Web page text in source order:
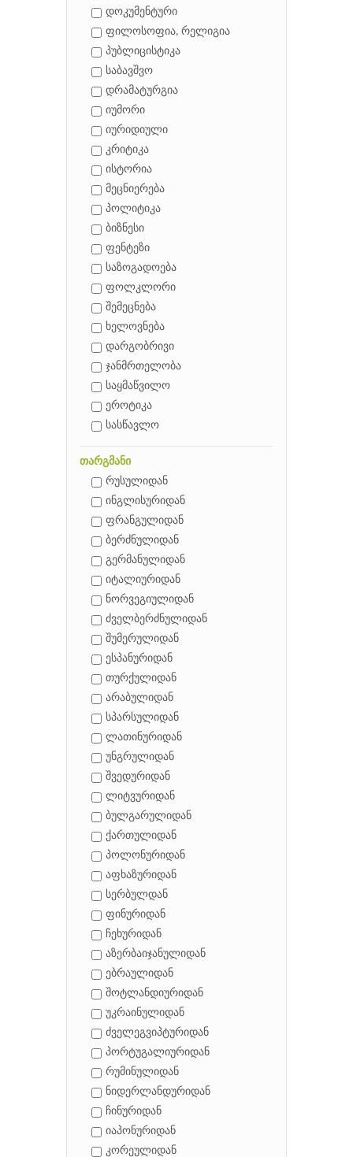
დოკუმენტური
ფილოსოფია, რელიგია
პუბლიცისტიკა
საბავშვო
დრამატურგია
იუმორი
იურიდიული
კრიტიკა
ისტორია
მეცნიერება
პოლიტიკა
ბიზნესი
ფენტეზი
საზოგადოება
ფოლკლორი
შემეცნება
ხელოვნება
დარგობრივი
ჯანმრთელობა
საყმაწვილო
ეროტიკა
სასწავლო
თარგმანი
რუსულიდან
ინგლისურიდან
ფრანგულიდან
ბერძნულიდან
გერმანულიდან
იტალიურიდან
ნორვეგიულიდან
ძველბერძნულიდან
შუმერულიდან
ესპანურიდან
თურქულიდან
არაბულიდან
სპარსულიდან
ლათინურიდან
უნგრულიდან
შვედურიდან
ლიტვურიდან
ბულგარულიდან
ქართულიდან
პოლონურიდან
აფხაზურიდან
სერბულდან
ფინურიდან
ჩეხურიდან
აზერბაიჯანულიდან
ებრაულიდან
შოტლანდიურიდან
უკრაინულიდან
ძველეგვიპტურიდან
პორტუგალიურიდან
რუმინულიდან
ნიდერლანდურიდან
ჩინურიდან
იაპონურიდან
კორეულიდან